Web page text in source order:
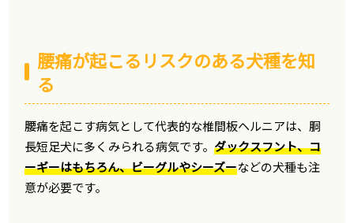
腰痛が起こるリスクのある犬種を知
る
腰痛を起こす病気として代表的な椎間板ヘルニアは、胴
長短足犬に多くみられる病気です。ダックスフント、コ
ーギーはもちろん、ビーグルやシーズーなどの犬種も注
意が必要です。